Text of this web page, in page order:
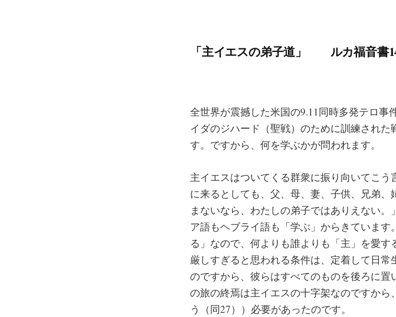
「主イエスの弟子道」 ルカ福音書
全世界が震撼した米国の9.11同時多発テロ
イダのジハード（聖戦）のために訓練され
す。ですから、何を学ぶかが問われます。
主イエスはついてくる群衆に振り向いてこ
に来るとしても、父、母、妻、子供、兄弟
まないなら、わたしの弟子ではありえない
ア語もヘブライ語も「学ぶ」からきていま
る」なので、何よりも誰よりも「主」を愛
厳しすぎると思われる条件は、定着して日
のですから、彼らはすべてのものを後ろに
の旅の終焉は主イエスの十字架なのですか
う（同27））必要があったのです。